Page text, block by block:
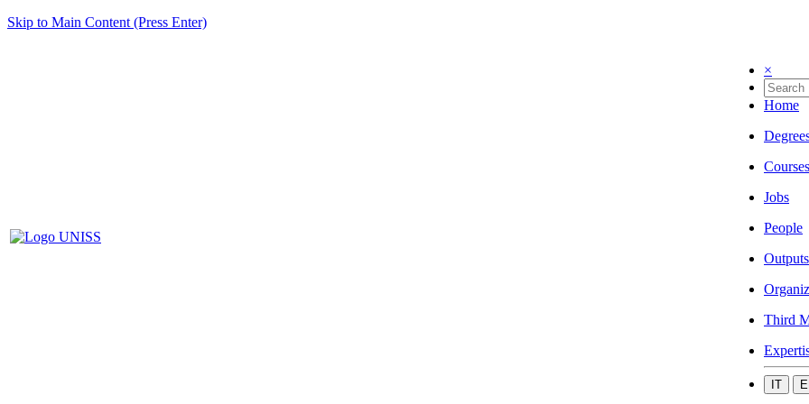
Skip to Main Content (Press Enter)
×
Home
Courses
Jobs
People
Outputs
Third
IT